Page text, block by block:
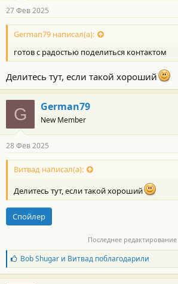
27 Фев 2025
German79 написал(а):
готов с радостью поделиться контактом
Делитесь тут, если такой хороший
G German79
New Member
28 Фев 2025
Витвад написал(а):
Делитесь тут, если такой хороший
Спойлер
Последнее
Б
л
а
Bob Shugarи Витвадпоблагодарили